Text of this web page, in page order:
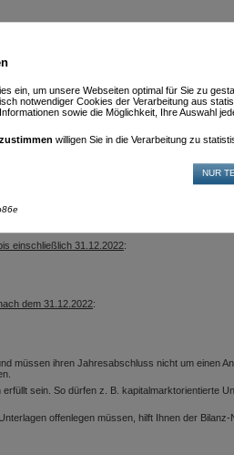
(DiRUG) ändert sich das Offenlegungsmedium von
Speicherung zu hinterlegen waren, sind
Bundesanzeiger einzureichen waren, müssen
seit 2016) haben die Möglichkeit, ihren
Schwellenwerte an 2 aufeinander folgenden
diese Schwellenwerte erhöht.
einschließlich 31.12.2022:
dem 31.12.2022:
müssen ihren Jahresabschluss nicht um einen
sein. So dürfen z. B. kapitalmarktorientierte
offenlegen müssen, hilft Ihnen der Bilanz-
ein, um unsere Webseiten optimal für Sie zu
notwendiger Cookies der Verarbeitung aus
sowie die Möglichkeit, Ihre Auswahl
willigen Sie in die Verarbeitung zu